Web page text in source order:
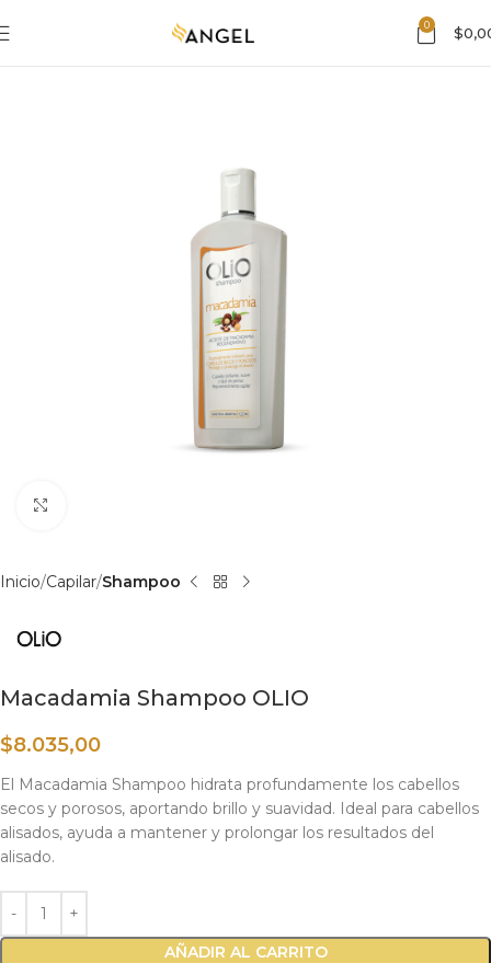
0 $
Inicio Capilar Shampoo
Macadamia Shampoo OLIO
$8.035,00
El Macadamia Shampoo hidrata profundamente los cabellos
secos y porosos, aportando brillo y suavidad. Ideal para cabellos
alisados, ayuda a mantener y prolongar los resultados del
alisado.
AÑADIR AL CARRITO